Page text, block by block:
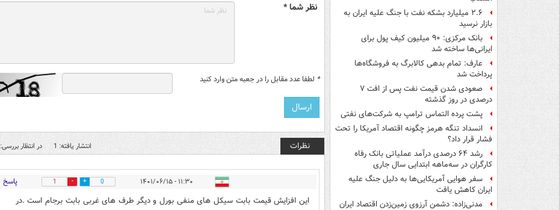
۲.۶ میلیارد بشکه نفت با جنگ علیه ایران به
بازار نرسید
بانک مرکزی: ۹۰ میلیون کیف پول برای
ایرانی‌ها ساخته شد
عارف: تمام بدهی کالابرگ به فروشگاه‌ها
پرداخت شد
صعودی شدن قیمت نفت پس از افت ۷
درصدی در روز گذشته
پشت پرده التماس ترامپ به شرکت‌های نفتی
انسداد تنگه هرمز چگونه اقتصاد آمریکا را تحت
فشار قرار داد؟
رشد ۶۴ درصدی درآمد عملیاتی بانک رفاه
کارگران در سه‌ماهه ابتدایی سال جاری
سفر هوایی آمریکایی‌ها به دلیل جنگ علیه
ایران کاهش یافت
مدنی‌زاده: دشمن آرزوی زمین‌زدن اقتصاد ایران
نظر شما *
* لطفا عدد مقابل را در جعبه متن وارد کنید
نظرات انتشار یافته: 1 در انتظار بررسی: 0
۱۱:۳۰ - ۱۴۰۱/۰۶/۱۵ 0
1 پاسخ
این افزایش قیمت بابت سیکل های منفی بورل و دیگر طرف های غربی بابت برجام است .در